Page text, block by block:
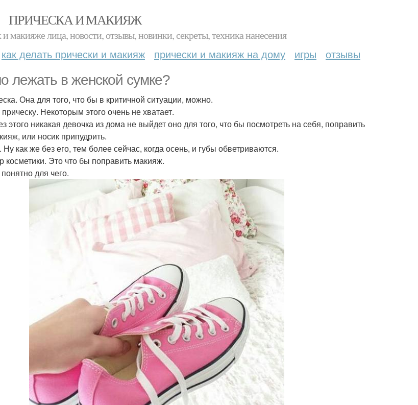
ПРИЧЕСКА И МАКИЯЖ
макияже лица, новости, отзывы, новинки, секреты, техника нанесения
как делать прически и макияж прически и макияж на дому игры отзывы
лежать в женской сумке?
Она для того, что бы в критичной ситуации, можно.
Некоторым этого очень не хватает.
этого никакая девочка из дома не выйдет оно для того, что бы посмотреть на себя, поправить
или носик припудрить.
как же без его, тем более сейчас, когда осень, и губы обветриваются.
косметики. Это что бы поправить макияж.
для чего.